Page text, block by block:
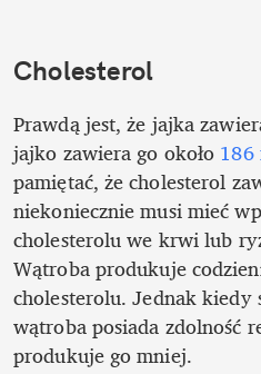
Cholesterol
Prawdą jest, że jajka
jajko zawiera go około 186
pamiętać, że cholesterol
niekoniecznie musi mieć
cholesterolu we krwi lub
Wątroba produkuje
cholesterolu. Jednak kiedy
wątroba posiada zdolność
produkuje go mniej.